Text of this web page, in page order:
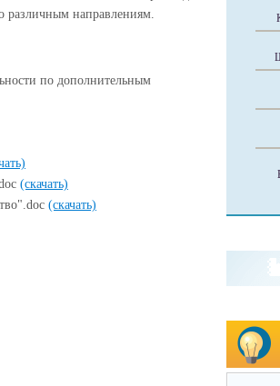
различным направлениям.
по дополнительным
(скачать)
(скачать)